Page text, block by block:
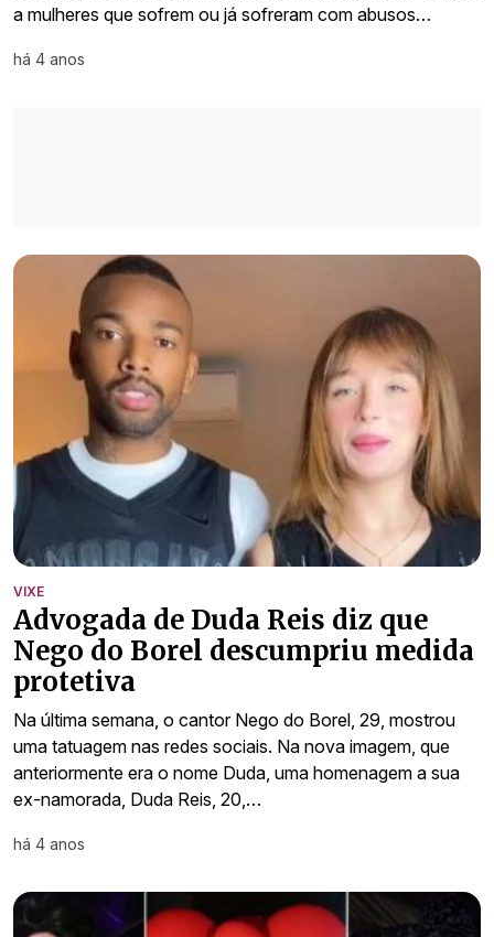
a mulheres que sofrem ou já sofreram com abusos…
há 4 anos
VIXE
Advogada de Duda Reis diz que
Nego do Borel descumpriu medida
protetiva
Na última semana, o cantor Nego do Borel, 29, mostrou
uma tatuagem nas redes sociais. Na nova imagem, que
anteriormente era o nome Duda, uma homenagem a sua
ex-namorada, Duda Reis, 20,…
há 4 anos